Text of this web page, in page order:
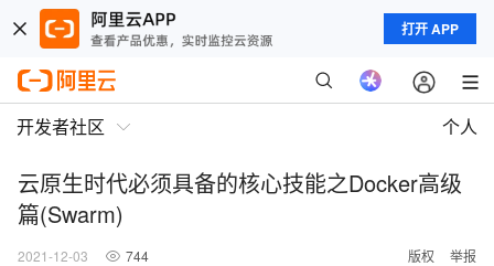
打开 APP
开发者社区 个人
云原生时代必须具备的核心技能之Docker高级
篇(Swarm)
2021-12-03 744 版权 举报